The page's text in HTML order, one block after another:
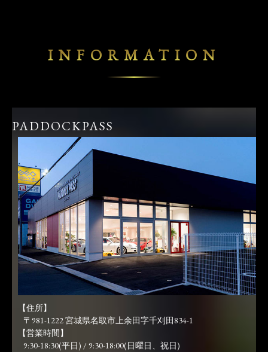
INFORMATION
PADDOCKPASS
【住所】
〒981-1222 宮城県名取市上余田字千刈田834-1
【営業時間】
9:30-18:30(平日) / 9:30-18:00(日曜日、祝日)